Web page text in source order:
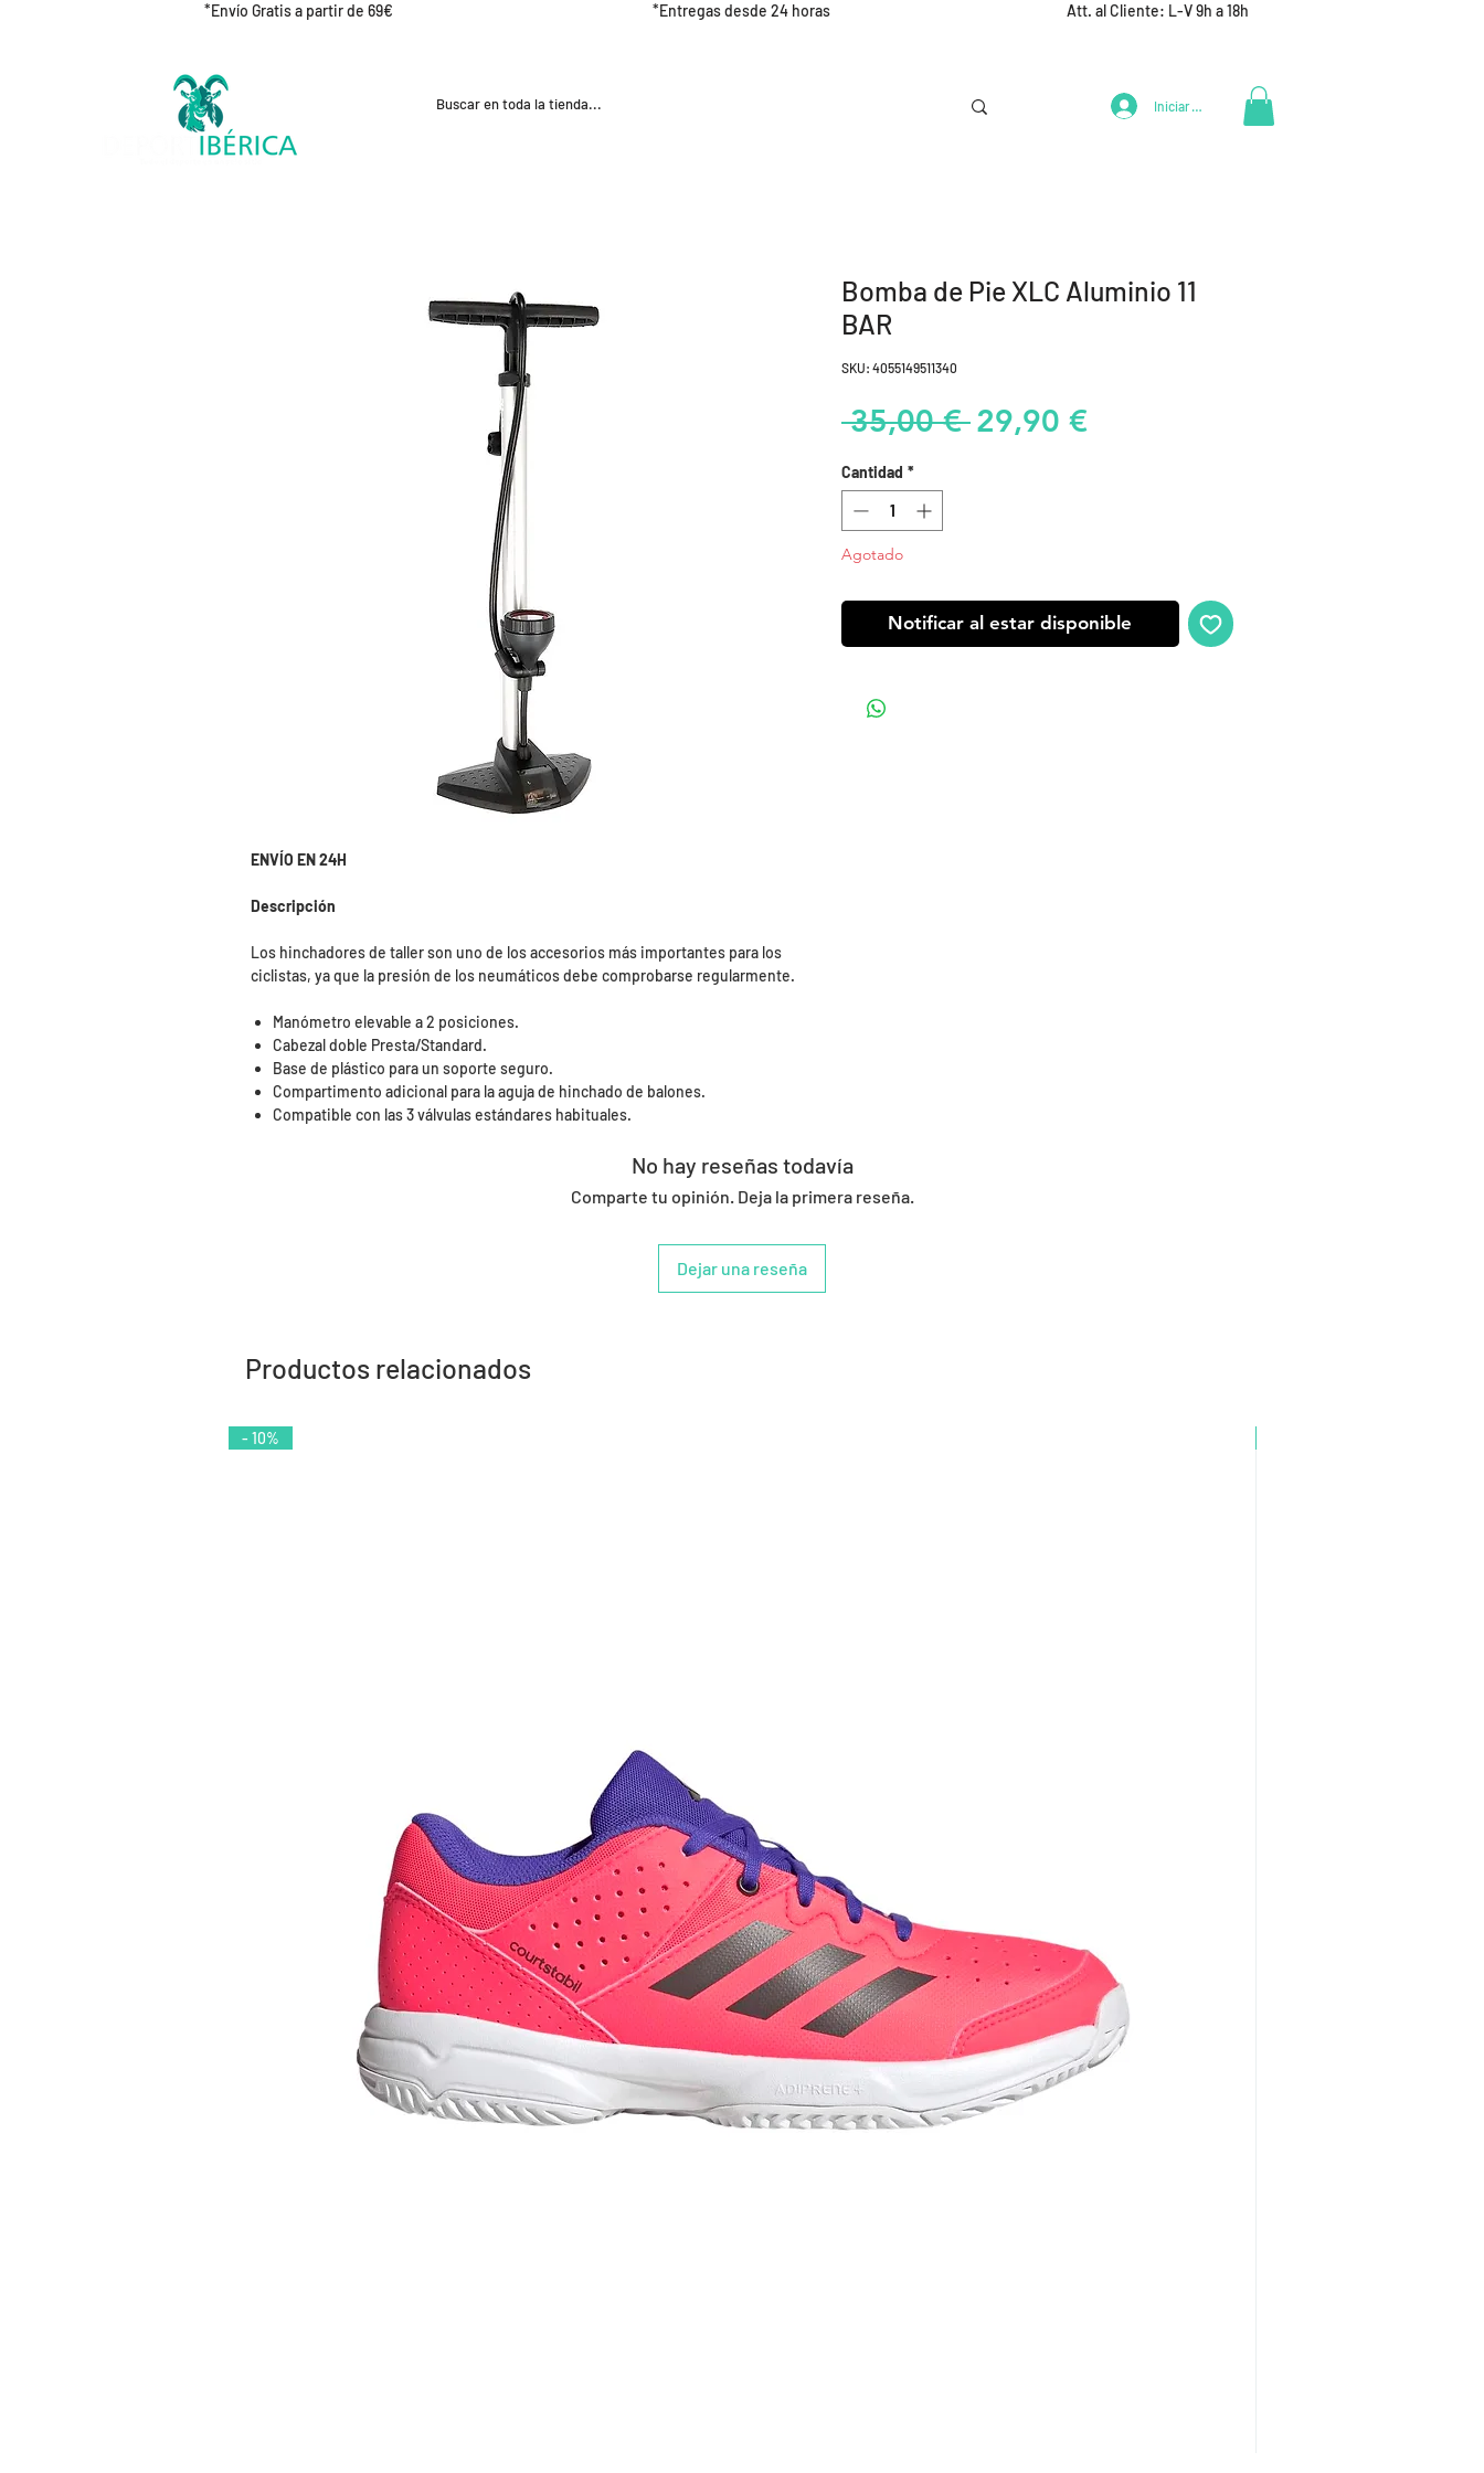
*Envío Gratis a partir de 69€ *Entregas desde 24 horas Att. al Cliente: L-V 9h a 18h
Iniciar Sesión
ENVÍO EN 24H
Descripción
Los hinchadores de taller son uno de los accesorios más importantes para los
ciclistas, ya que la presión de los neumáticos debe comprobarse regularmente.
Manómetro elevable a 2 posiciones.
Cabezal doble Presta/Standard.
Base de plástico para un soporte seguro.
Compartimento adicional para la aguja de hinchado de balones.
Compatible con las 3 válvulas estándares habituales.
Bomba de Pie XLC Aluminio 11
BAR
SKU: 4055149511340
35,00 € Precio
29,90 €Precio
Cantidad *
Agotado
Notificar al estar disponible
No hay reseñas todavía
Comparte tu opinión. Deja la primera reseña.
Dejar una reseña
Productos relacionados
- 10%